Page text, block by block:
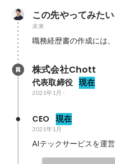
この先やってみた
未来
職務経歴書の作成には
株式会社Chott
代表取締役 現在
2021年1月 -
CEO 現在
2021年1月
AIテックサービスを運営